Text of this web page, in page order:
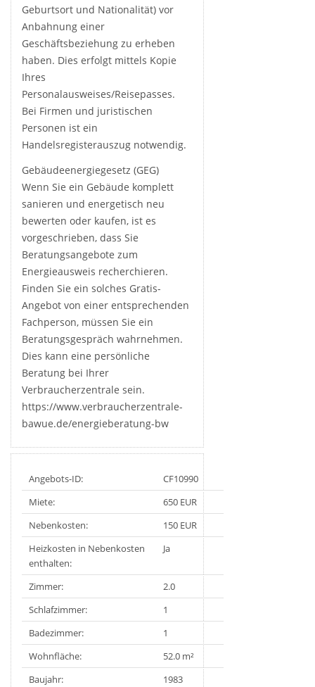
Geburtsort und Nationalität) vor
Anbahnung einer
Geschäftsbeziehung zu erheben
haben. Dies erfolgt mittels Kopie
Ihres
Personalausweises/Reisepasses.
Bei Firmen und juristischen
Personen ist ein
Handelsregisterauszug notwendig.
Gebäudeenergiegesetz (GEG)
Wenn Sie ein Gebäude komplett
sanieren und energetisch neu
bewerten oder kaufen, ist es
vorgeschrieben, dass Sie
Beratungsangebote zum
Energieausweis recherchieren.
Finden Sie ein solches Gratis-
Angebot von einer entsprechenden
Fachperson, müssen Sie ein
Beratungsgespräch wahrnehmen.
Dies kann eine persönliche
Beratung bei Ihrer
Verbraucherzentrale sein.
https://www.verbraucherzentrale-
bawue.de/energieberatung-bw
Angebots-ID:
CF10990
Miete:
650 EUR
Nebenkosten:
150 EUR
Heizkosten in Nebenkosten
enthalten:
Ja
Zimmer:
2.0
Schlafzimmer:
1
Badezimmer:
1
Wohnfläche:
52.0 m²
Baujahr:
1983